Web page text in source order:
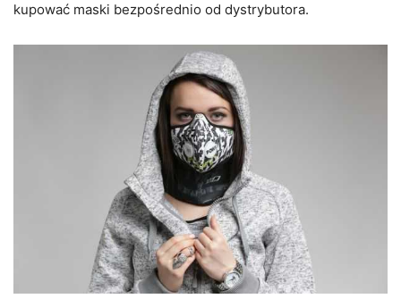
kupować maski bezpośrednio od dystrybutora.